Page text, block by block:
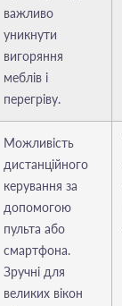
важливо
уникнути
вигоряння
меблів і
перегріву.
Можливість
дистанційного
керування за
допомогою
пульта або
смартфона.
Зручні для
великих вікон